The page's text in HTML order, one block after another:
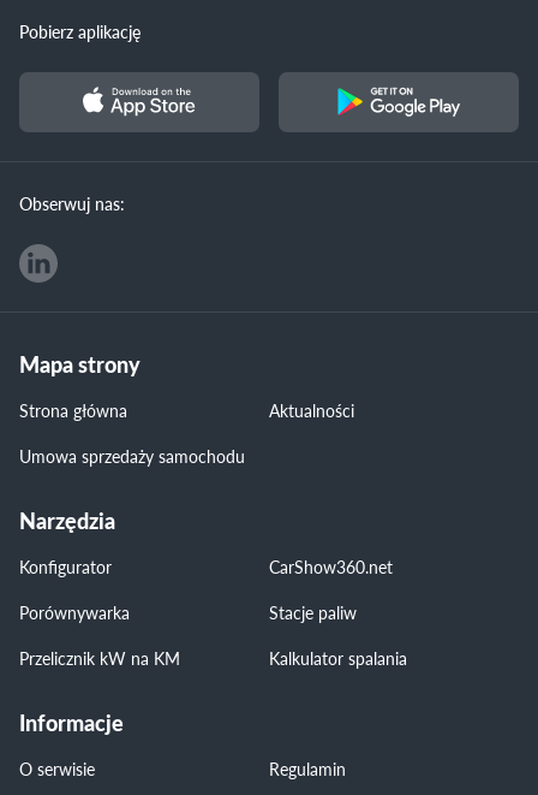
Pobierz aplikację
Obserwuj nas:
Mapa strony
Strona główna
Aktualności
Umowa sprzedaży samochodu
Narzędzia
Konfigurator
CarShow360.net
Porównywarka
Stacje paliw
Przelicznik kW na KM
Kalkulator spalania
Informacje
O serwisie Regulamin